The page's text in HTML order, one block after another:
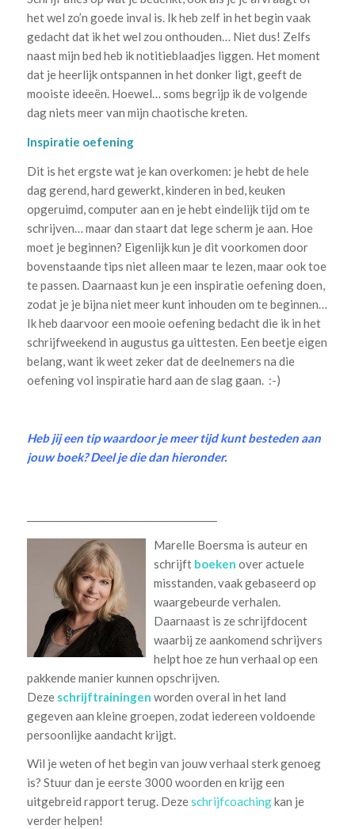
het wel zo’n goede inval is. Ik heb zelf in het begin vaak
gedacht dat ik het wel zou onthouden… Niet dus! Zelfs
naast mijn bed heb ik notitieblaadjes liggen. Het moment
dat je heerlijk ontspannen in het donker ligt, geeft de
mooiste ideeën. Hoewel… soms begrijp ik de volgende
dag niets meer van mijn chaotische kreten.
Inspiratie oefening
Dit is het ergste wat je kan overkomen: je hebt de hele
dag gerend, hard gewerkt, kinderen in bed, keuken
opgeruimd, computer aan en je hebt eindelijk tijd om te
schrijven… maar dan staart dat lege scherm je aan. Hoe
moet je beginnen? Eigenlijk kun je dit voorkomen door
bovenstaande tips niet alleen maar te lezen, maar ook toe
te passen. Daarnaast kun je een inspiratie oefening doen,
zodat je je bijna niet meer kunt inhouden om te beginnen…
Ik heb daarvoor een mooie oefening bedacht die ik in het
schrijfweekend in augustus ga uittesten. Een beetje eigen
belang, want ik weet zeker dat de deelnemers na die
oefening vol inspiratie hard aan de slag gaan. :-)
Heb jij een tip waardoor je meer tijd kunt besteden aan
jouw boek? Deel je die dan hieronder.
Marelle Boersma is auteur en
schrijft boeken over actuele
misstanden, vaak gebaseerd op
waargebeurde verhalen.
Daarnaast is ze schrijfdocent
waarbij ze aankomend schrijvers
helpt hoe ze hun verhaal op een
pakkende manier kunnen opschrijven.
Deze schrijftrainingen worden overal in het land
gegeven aan kleine groepen, zodat iedereen voldoende
persoonlijke aandacht krijgt.
Wil je weten of het begin van jouw verhaal sterk genoeg
is? Stuur dan je eerste 3000 woorden en krijg een
uitgebreid rapport terug. Dezeschrijfcoachingkan je
verder helpen!